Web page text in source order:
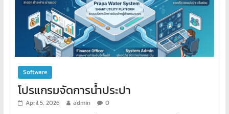
Software
โปรแกรมจัดการน้ำประปา
April 5, 2026 admin 0